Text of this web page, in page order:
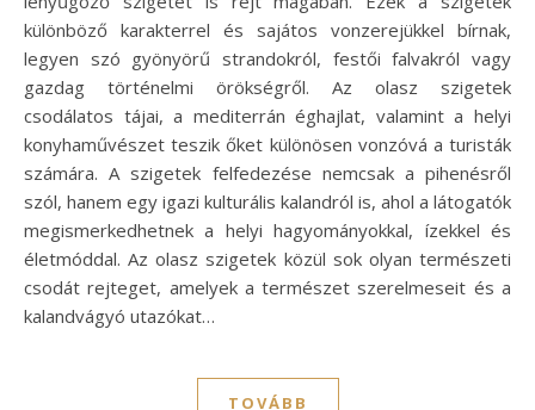
különböző karakterrel és sajátos vonzerejükkel bírnak,
legyen szó gyönyörű strandokról, festői falvakról vagy
gazdag történelmi örökségről. Az olasz szigetek
csodálatos tájai, a mediterrán éghajlat, valamint a helyi
konyhaművészet teszik őket különösen vonzóvá a turisták
számára. A szigetek felfedezése nemcsak a pihenésről
szól, hanem egy igazi kulturális kalandról is, ahol a látogatók
megismerkedhetnek a helyi hagyományokkal, ízekkel és
életmóddal. Az olasz szigetek közül sok olyan természeti
csodát rejteget, amelyek a természet szerelmeseit és a
kalandvágyó utazókat…
TOVÁBB